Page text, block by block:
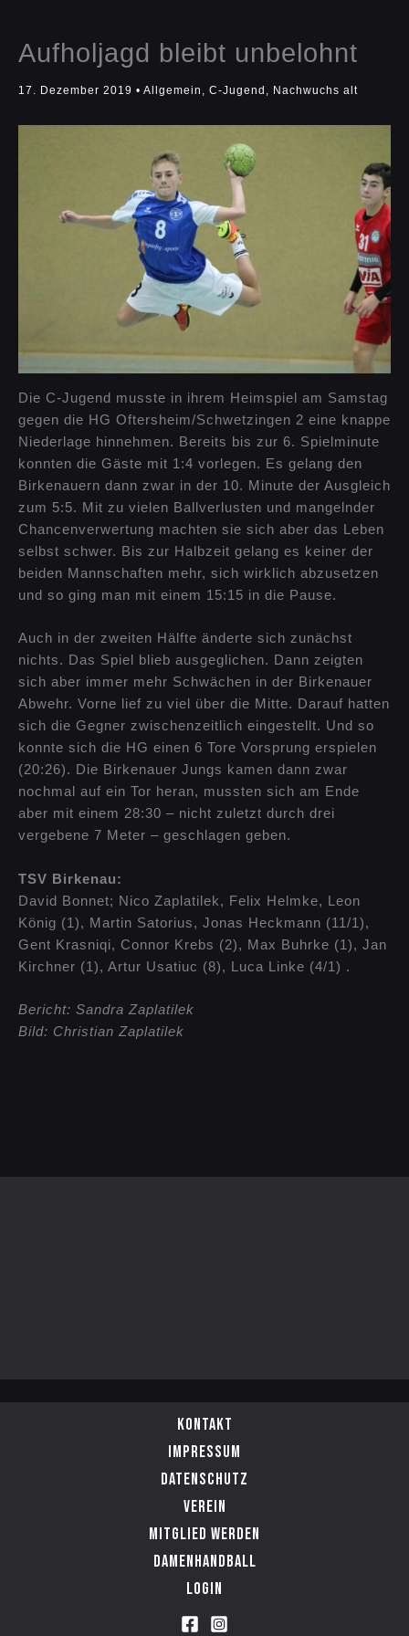
Aufholjagd bleibt unbelohnt
17. Dezember 2019 • Allgemein , C-Jugend , Nachwuchs alt
Die C-Jugend musste in ihrem Heimspiel am Samstag
gegen die HG Oftersheim/Schwetzingen 2 eine knappe
Niederlage hinnehmen. Bereits bis zur 6. Spielminute
konnten die Gäste mit 1:4 vorlegen. Es gelang den
Birkenauern dann zwar in der 10. Minute der Ausgleich
zum 5:5. Mit zu vielen Ballverlusten und mangelnder
Chancenverwertung machten sie sich aber das Leben
selbst schwer. Bis zur Halbzeit gelang es keiner der
beiden Mannschaften mehr, sich wirklich abzusetzen
und so ging man mit einem 15:15 in die Pause.
Auch in der zweiten Hälfte änderte sich zunächst
nichts. Das Spiel blieb ausgeglichen. Dann zeigten
sich aber immer mehr Schwächen in der Birkenauer
Abwehr. Vorne lief zu viel über die Mitte. Darauf hatten
sich die Gegner zwischenzeitlich eingestellt. Und so
konnte sich die HG einen 6 Tore Vorsprung erspielen
(20:26). Die Birkenauer Jungs kamen dann zwar
nochmal auf ein Tor heran, mussten sich am Ende
aber mit einem 28:30 – nicht zuletzt durch drei
vergebene 7 Meter – geschlagen geben.
TSV Birkenau:
David Bonnet; Nico Zaplatilek, Felix Helmke, Leon
König (1), Martin Satorius, Jonas Heckmann (11/1),
Gent Krasniqi, Connor Krebs (2), Max Buhrke (1), Jan
Kirchner (1), Artur Usatiuc (8), Luca Linke (4/1) .
Bericht: Sandra Zaplatilek
Bild: Christian Zaplatilek
Kontakt
Impressum
Datenschutz
Verein
Mitglied werden
Damenhandball
Login